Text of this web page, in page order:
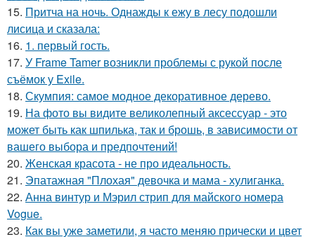
15. Притча на ночь. Однажды к ежу в лесу подошли
лисица и сказала:
16. 1. первый гость.
17. У Frame Tamer возникли проблемы с рукой после
съёмок у Exile.
18. Скумпия: самое модное декоративное дерево.
19. На фото вы видите великолепный аксессуар - это
может быть как шпилька, так и брошь, в зависимости от
вашего выбора и предпочтений!
20. Женская красота - не про идеальность.
21. Эпатажная "Плохая" девочка и мама - хулиганка.
22. Анна винтур и Мэрил стрип для майского номера
Vogue.
23. Как вы уже заметили, я часто меняю прически и цвет